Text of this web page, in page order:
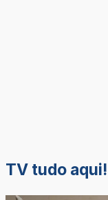
TV tudo aqui!